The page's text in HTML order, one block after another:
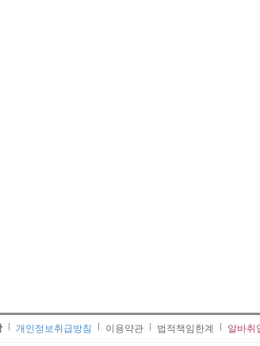
개인정보취급방침 이용약관 법적책임한계 알바취